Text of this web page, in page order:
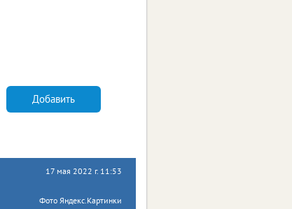
Добавить
17 мая 2022 г. 11:53
Фото Яндекс.Картинки